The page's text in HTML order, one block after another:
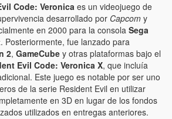
Code: Veronica es un videojuego de
desarrollado por Capcom y
en 2000 para la consola Sega
. Posteriormente, fue lanzado para
2, GameCube y otras plataformas bajo el
Evil Code: Veronica X, que incluía
Este juego es notable por ser uno
de la serie Resident Evil en utilizar
en 3D en lugar de los fondos
utilizados en entregas anteriores.